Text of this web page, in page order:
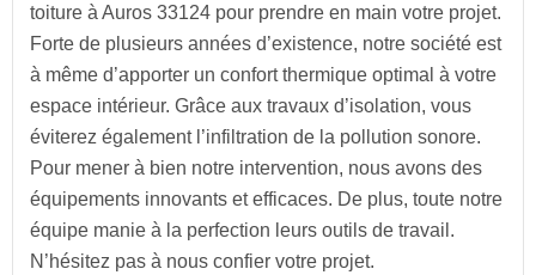
toiture à Auros 33124 pour prendre en main votre projet.
Forte de plusieurs années d’existence, notre société est
à même d’apporter un confort thermique optimal à votre
espace intérieur. Grâce aux travaux d’isolation, vous
éviterez également l’infiltration de la pollution sonore.
Pour mener à bien notre intervention, nous avons des
équipements innovants et efficaces. De plus, toute notre
équipe manie à la perfection leurs outils de travail.
N’hésitez pas à nous confier votre projet.